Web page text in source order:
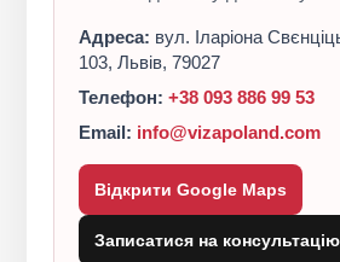
Адреса: вул. Іларіона
103, Львів, 79027
Телефон: +38 093 886 99 53
Email: info@vizapoland.com
Відкрити Google Maps
Записатися на